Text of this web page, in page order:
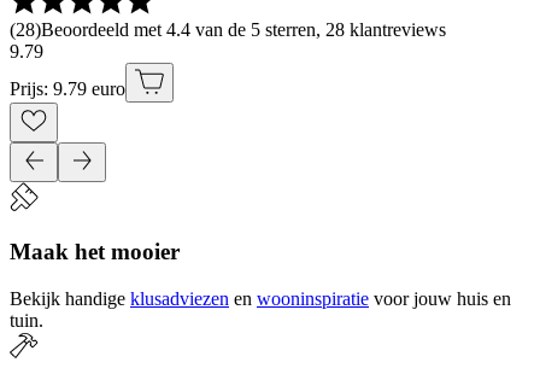
(28)Beoordeeld met 4.4 van de 5 sterren, 28 klantreviews
9.79
Prijs: 9.79 euro
Maak het mooier
Bekijk handige klusadviezen en wooninspiratie voor jouw huis en
tuin.